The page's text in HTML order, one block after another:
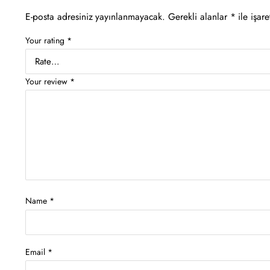
E-posta adresiniz yayınlanmayacak. Gerekli alanlar * ile
Your rating *
Your review *
Name *
Email *